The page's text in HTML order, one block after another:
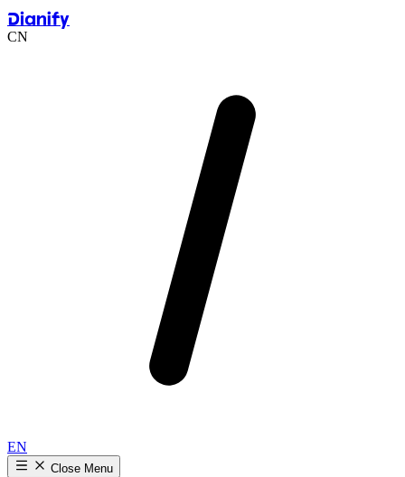
Dianify
CN
EN
Close Menu